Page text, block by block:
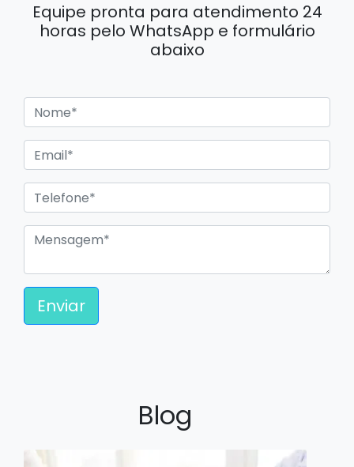
Equipe pronta para atendimento 24
horas pelo WhatsApp e formulário
abaixo
Enviar
Blog